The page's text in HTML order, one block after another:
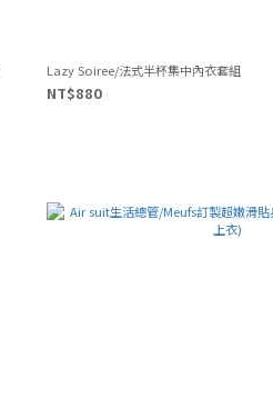
Lazy Soiree/法式半杯集中內衣套組
NT$880